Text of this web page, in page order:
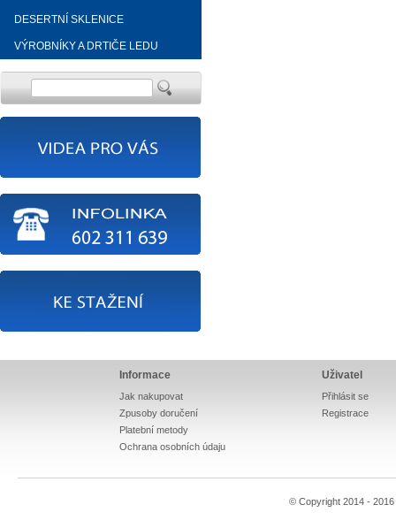
DESERTNÍ SKLENICE
VÝROBNÍKY A DRTIČE LEDU
Informace
Jak nakupovat
Zpusoby doručení
Platební metody
Ochrana osobních údaju
Uživatel
Přihlásit se
Registrace
© Copyright 2014 - 2016